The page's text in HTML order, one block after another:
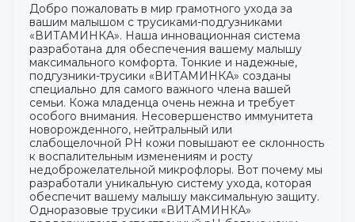
Добро пожаловать в мир грамотного ухода за
вашим малышом с трусиками-подгузниками
«ВИТАМИНКА». Наша инновационная система
разработана для обеспечения вашему малышу
максимального комфорта. Тонкие и надежные,
подгузники-трусики «ВИТАМИНКА» созданы
специально для самого важного члена вашей
семьи. Кожа младенца очень нежна и требует
особого внимания. Несовершенство иммунитета
новорожденного, нейтральный или
слабощелочной РН кожи повышают ее склонность
к воспалительным изменениям и росту
недоброжелательной микрофлоры. Вот почему мы
разработали уникальную систему ухода, которая
обеспечит вашему малышу максимальную защиту.
Одноразовые трусики «ВИТАМИНКА»